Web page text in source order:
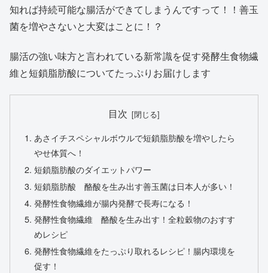
知れば持続可能な腸活ができてしまうんですって！！善玉
菌を増やさないと大変はことに！？
腸活の強い味方と言われている新常識を促す発酵生食物繊
維と短鎖脂肪酸についてたっぷりお届けします
目次
あさイチスペシャルボウルで短鎖脂肪酸を増やしたら
やせ体質へ！
短鎖脂肪酸のダイエットパワー
短鎖脂肪酸 酪酸を生み出す善玉菌は日本人が多い！
発酵性食物繊維が腸内発酵で長寿になる！
発酵性食物繊維 酪酸を生み出す！全粒穀物のおすす
めレシピ
発酵性食物繊維をたっぷり取れるレシピ！腸内環境を
促す！